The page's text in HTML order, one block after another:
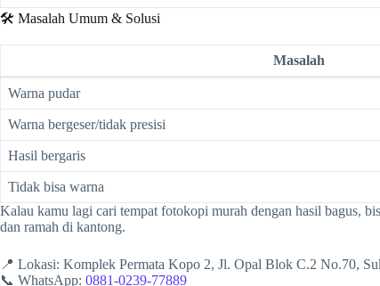
🛠️ Masalah Umum & Solusi
Masalah
Warna pudar
Warna bergeser/tidak presisi
Hasil bergaris
Tidak bisa warna
Kalau kamu lagi cari tempat fotokopi murah dengan hasil bagus,
dan ramah di kantong.
📍 Lokasi: Komplek Permata Kopo 2, Jl. Opal Blok C.2 No.70,
📞 WhatsApp: 0881-0239-77889